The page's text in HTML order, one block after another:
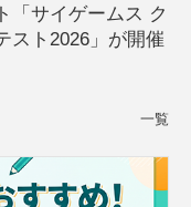
「サイゲームス ク
スト2026」が開催
一覧